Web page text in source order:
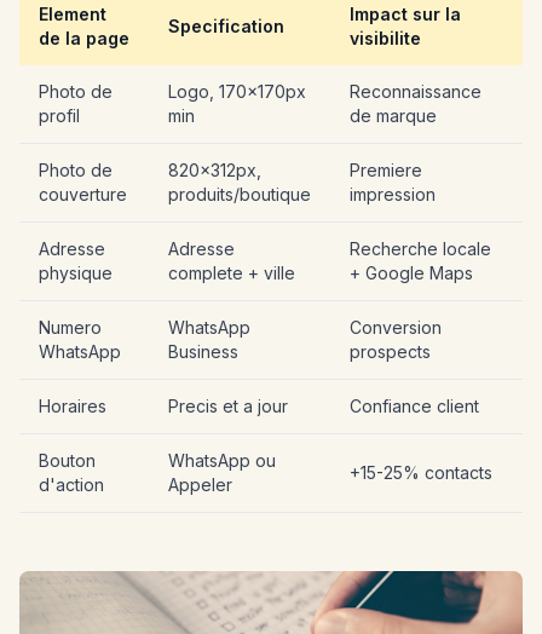
Element
de la page
Specification
Impact sur la
visibilite
Photo de
profil
Logo, 170x170px
min
Reconnaissance
de marque
Photo de
couverture
820x312px,
produits/boutique
Premiere
impression
Adresse
physique
Adresse
complete + ville
Recherche locale
+ Google Maps
Numero
WhatsApp
WhatsApp
Business
Conversion
prospects
Horaires Precis et a jour Confiance client
Bouton
d'action
WhatsApp ou
Appeler
+15-25% contacts